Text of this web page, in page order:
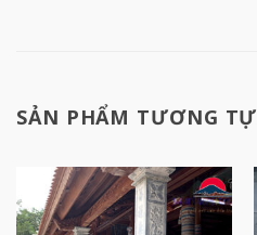
SẢN PHẨM TƯƠNG TỰ